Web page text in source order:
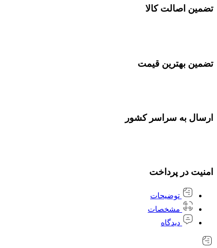
تضمین اصالت کالا
تضمین بهترین قیمت
ارسال به سراسر کشور
امنیت در پرداخت
توضیحات
مشخصات
دیدگاه